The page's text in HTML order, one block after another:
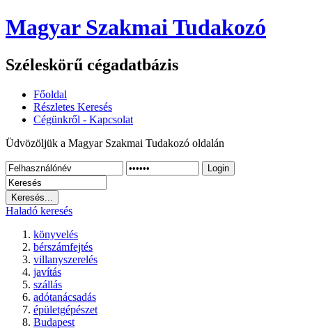
Magyar Szakmai Tudakozó
Széleskörű cégadatbázis
Főoldal
Részletes Keresés
Cégünkről - Kapcsolat
Üdvözöljük a Magyar Szakmai Tudakozó oldalán
Login
Haladó keresés
könyvelés
bérszámfejtés
villanyszerelés
javítás
szállás
adótanácsadás
épületgépészet
Budapest